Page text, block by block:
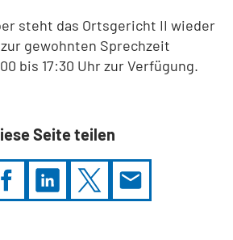
steht das Ortsgericht II wieder
gewohnten Sprechzeit
bis 17:30 Uhr zur Verfügung.
Seite teilen